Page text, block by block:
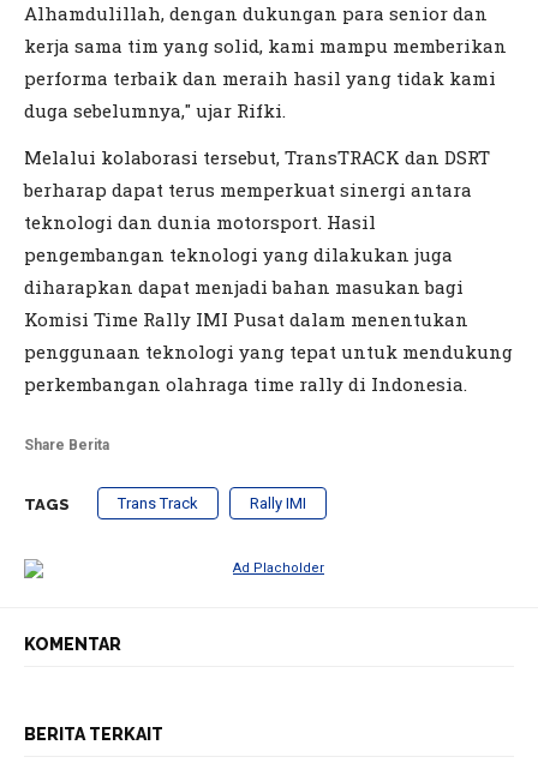
Alhamdulillah, dengan dukungan para senior dan
kerja sama tim yang solid, kami mampu memberikan
performa terbaik dan meraih hasil yang tidak kami
duga sebelumnya," ujar Rifki.
Melalui kolaborasi tersebut, TransTRACK dan DSRT
berharap dapat terus memperkuat sinergi antara
teknologi dan dunia motorsport. Hasil
pengembangan teknologi yang dilakukan juga
diharapkan dapat menjadi bahan masukan bagi
Komisi Time Rally IMI Pusat dalam menentukan
penggunaan teknologi yang tepat untuk mendukung
perkembangan olahraga time rally di Indonesia.
Share Berita
TAGS Trans Track Rally IMI
KOMENTAR
BERITA TERKAIT